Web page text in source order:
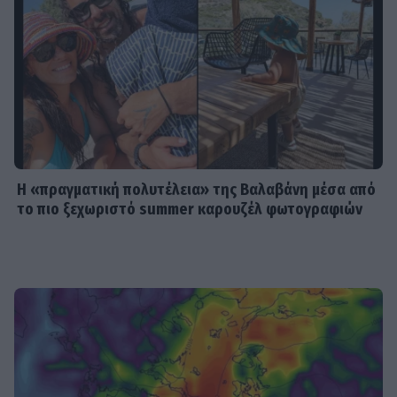
της συνεργασίας με τον Γρηγόρη
Δημητριάδη
SHOWBIZ
«Με ζύγισες ρε φίλε» - H
«πληρωμένη» απάντηση της
Πετρογιάννη σε follower μετά από
σχόλιο
με ενδιαφέρει αν με παρεξηγήσουν»
Η Ρούλα Κορομηλά μαγνητίζει τα
Η «πραγματική πολυτέλεια» της Βαλαβάνη μέσα από
το πιο ξεχωριστό summer καρουζέλ φωτογραφιών